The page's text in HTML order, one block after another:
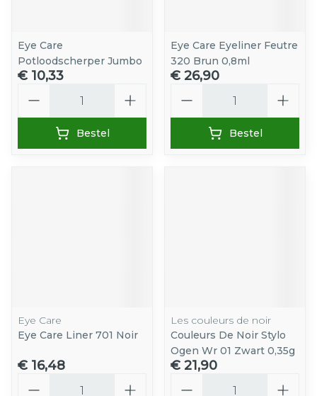
Eye Care
Potloodscherper Jumbo
€ 10,33
Bestel
Eye Care Eyeliner Feutre
320 Brun 0,8ml
€ 26,90
Bestel
Eye Care
Eye Care Liner 701 Noir
€ 16,48
Les couleurs de noir
Couleurs De Noir Stylo
Ogen Wr 01 Zwart 0,35g
€ 21,90